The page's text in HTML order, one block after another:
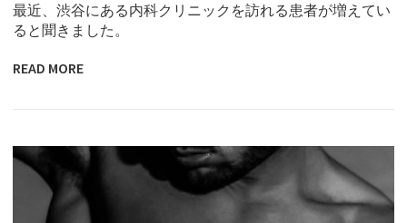
最近、渋谷にある内科クリニックを訪れる患者が増えてい
ると聞きました。
READ MORE